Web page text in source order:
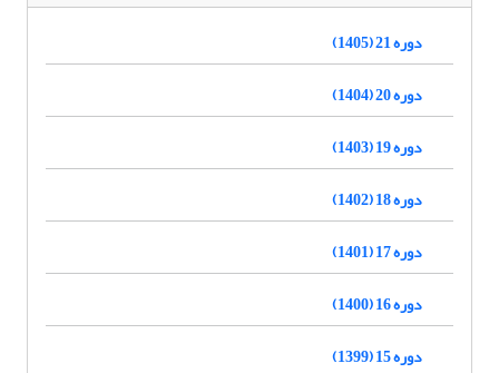
دوره 21 (1405)
دوره 20 (1404)
دوره 19 (1403)
دوره 18 (1402)
دوره 17 (1401)
دوره 16 (1400)
دوره 15 (1399)